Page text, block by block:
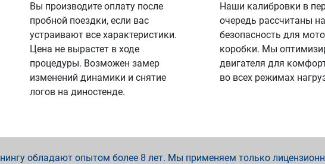
Вы производите оплату после
пробной поездки, если вас
устраивают все характеристики.
Цена не вырастет в ходе
процедуры. Возможен замер
изменений динамики и снятие
логов на диностенде.
Наши калибровки в
очередь рассчитаны на
безопасность для
коробки. Мы
двигателя для
во всех режимах
обладают опытом более 8 лет. Мы применяем только